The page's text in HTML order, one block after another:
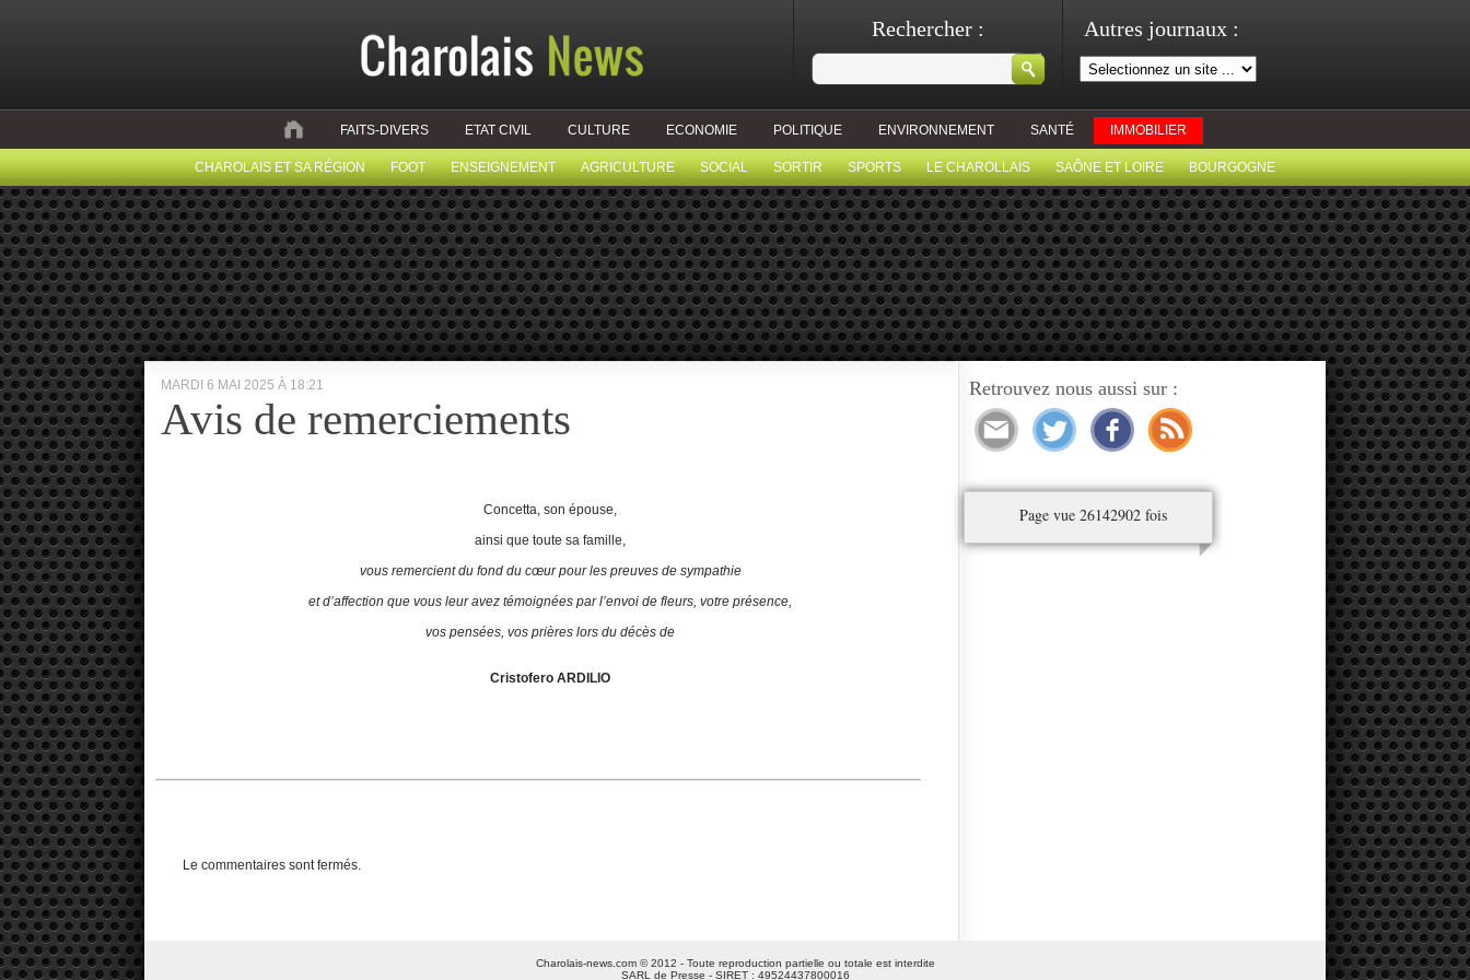
Autres journaux :
Rechercher :
FAITS-DIVERS ETAT CIVIL CULTURE ECONOMIE POLITIQUE ENVIRONNEMENT SANTÉ IMMOBILIER
CHAROLAIS ET SA RÉGION FOOT ENSEIGNEMENT AGRICULTURE SOCIAL SORTIR SPORTS LE CHAROLLAIS SAÔNE ET LOIRE BOURGOGNE
MARDI 6 MAI 2025 À 18:21
Avis de remerciements
Concetta, son épouse,
ainsi que toute sa famille,
vous remercient du fond du cœur pour les preuves de sympathie
et d’affection que vous leur avez témoignées par l’envoi de fleurs, votre présence,
vos pensées, vos prières lors du décès de
Cristofero ARDILIO
Le commentaires sont fermés.
Retrouvez nous aussi sur :
Page vue 26142902 fois
Charolais-news.com © 2012 - Toute reproduction partielle ou totale est interdite
SARL de Presse - SIRET : 49524437800016